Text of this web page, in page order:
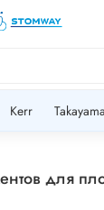
Kerr Takayama
для